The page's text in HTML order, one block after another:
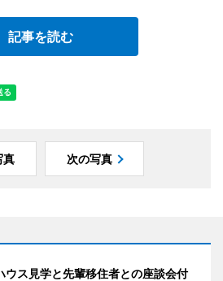
記事を読む
真 次の写真
ウス見学と先輩移住者との座談会付